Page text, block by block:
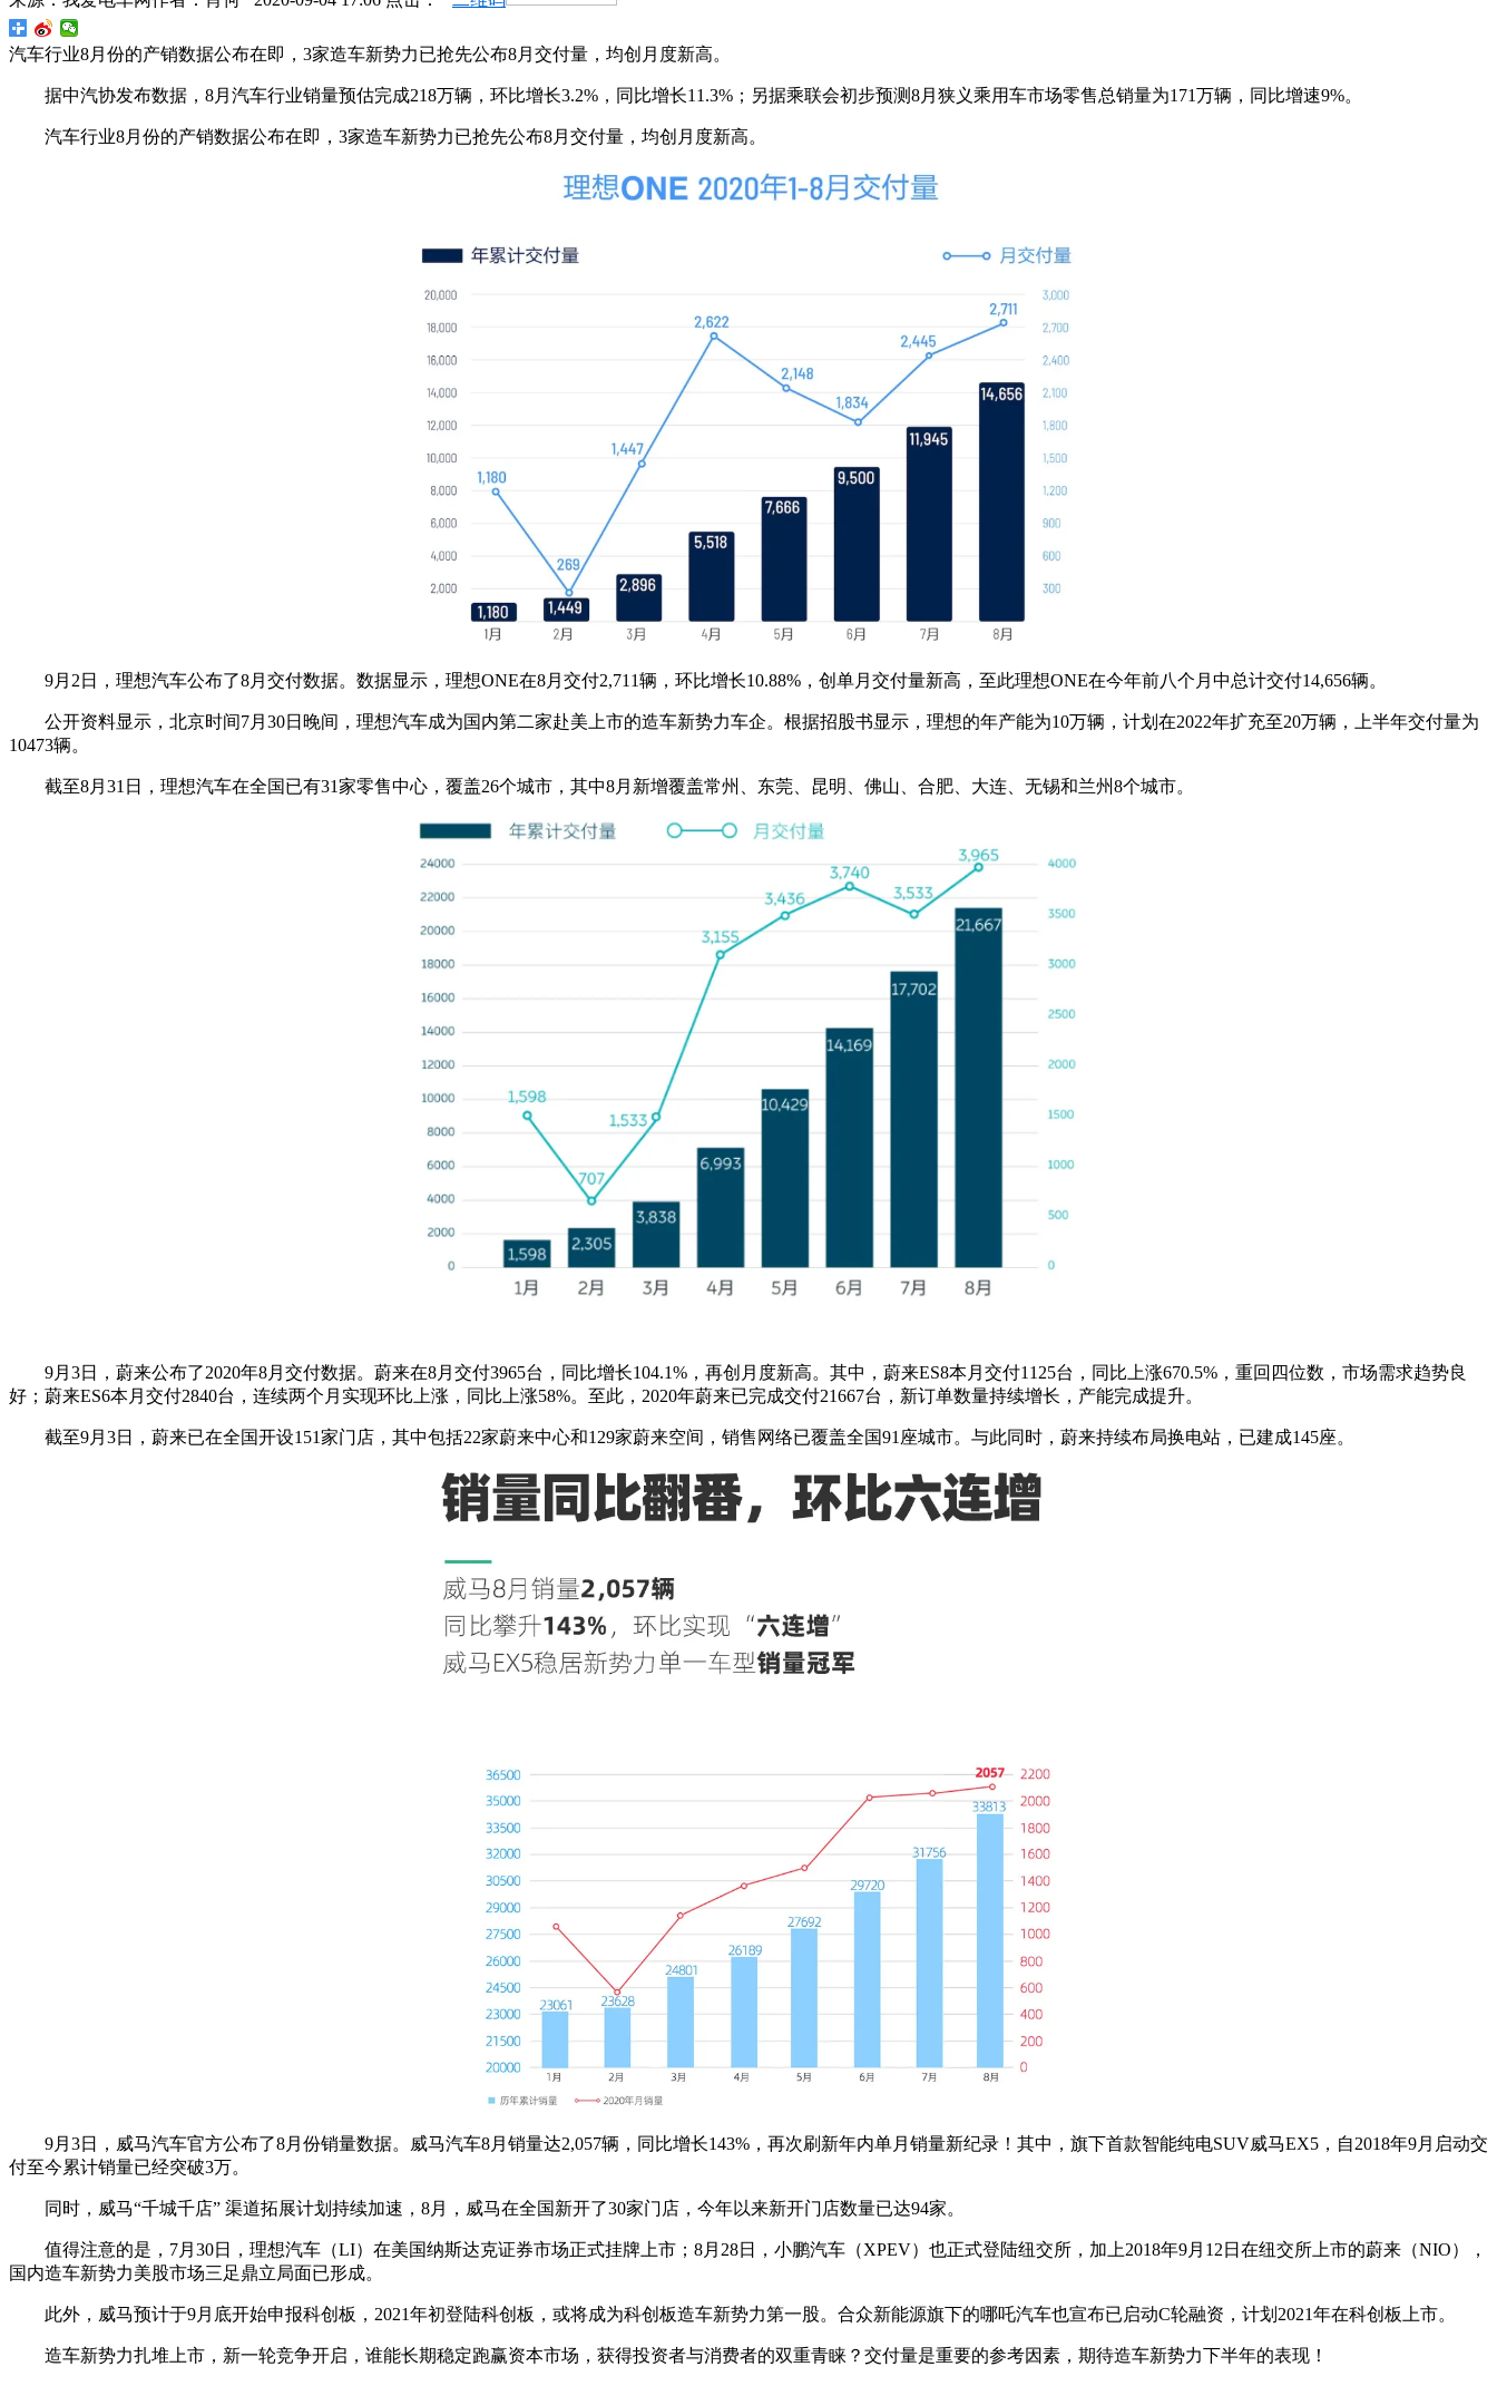
汽车行业8月份的产销数据公布在即，3家造车新势力已抢先公布8月交付量，均创月度新高。
据中汽协发布数据，8月汽车行业销量预估完成218万辆，环比增长3.2%，同比增长11.3%；另据乘联会初步预测8月狭义乘用车市场零售总销量为171万辆，同比增速9%。
汽车行业8月份的产销数据公布在即，3家造车新势力已抢先公布8月交付量，均创月度新高。
9月2日，理想汽车公布了8月交付数据。数据显示，理想ONE在8月交付2,711辆，环比增长10.88%，创单月交付量新高，至此理想ONE在今年前八个月中总计交付14,656辆。
公开资料显示，北京时间7月30日晚间，理想汽车成为国内第二家赴美上市的造车新势力车企。根据招股书显示，理想的年产能为10万辆，计划在2022年扩充至20万辆，上半年交付量为
10473辆。
截至8月31日，理想汽车在全国已有31家零售中心，覆盖26个城市，其中8月新增覆盖常州、东莞、昆明、佛山、合肥、大连、无锡和兰州8个城市。
9月3日，蔚来公布了2020年8月交付数据。蔚来在8月交付3965台，同比增长104.1%，再创月度新高。其中，蔚来ES8本月交付1125台，同比上涨670.5%，重回四位数，市场需求趋势良
好；蔚来ES6本月交付2840台，连续两个月实现环比上涨，同比上涨58%。至此，2020年蔚来已完成交付21667台，新订单数量持续增长，产能完成提升。
截至9月3日，蔚来已在全国开设151家门店，其中包括22家蔚来中心和129家蔚来空间，销售网络已覆盖全国91座城市。与此同时，蔚来持续布局换电站，已建成145座。
9月3日，威马汽车官方公布了8月份销量数据。威马汽车8月销量达2,057辆，同比增长143%，再次刷新年内单月销量新纪录！其中，旗下首款智能纯电SUV威马EX5，自2018年9月启动交
付至今累计销量已经突破3万。
同时，威马“千城千店” 渠道拓展计划持续加速，8月，威马在全国新开了30家门店，今年以来新开门店数量已达94家。
值得注意的是，7月30日，理想汽车（LI）在美国纳斯达克证券市场正式挂牌上市；8月28日，小鹏汽车（XPEV）也正式登陆纽交所，加上2018年9月12日在纽交所上市的蔚来（NIO），
国内造车新势力美股市场三足鼎立局面已形成。
此外，威马预计于9月底开始申报科创板，2021年初登陆科创板，或将成为科创板造车新势力第一股。合众新能源旗下的哪吒汽车也宣布已启动C轮融资，计划2021年在科创板上市。
造车新势力扎堆上市，新一轮竞争开启，谁能长期稳定跑赢资本市场，获得投资者与消费者的双重青睐？交付量是重要的参考因素，期待造车新势力下半年的表现！